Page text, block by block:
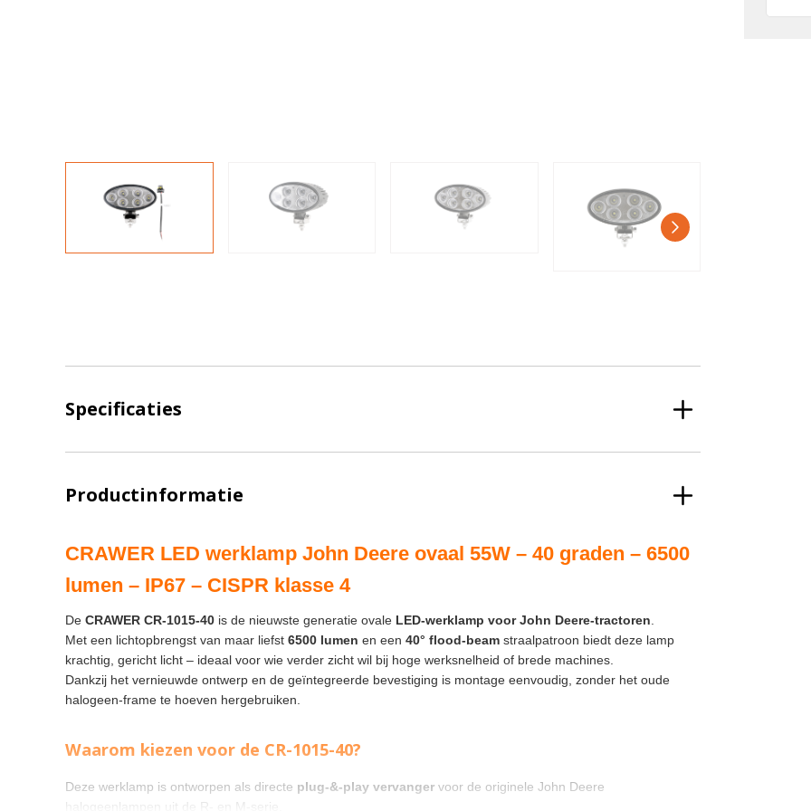
Specificaties
Productinformatie
CRAWER LED werklamp John Deere ovaal 55W – 40 graden – 6500
lumen – IP67 – CISPR klasse 4
De CRAWER CR-1015-40 is de nieuwste generatie ovale LED-werklamp voor John Deere-tractoren
Met een lichtopbrengst van maar liefst 6500 lumen en een 40° flood-beam straalpatroon biedt deze lamp
krachtig, gericht licht – ideaal voor wie verder zicht wil bij hoge werksnelheid of brede machines.
Dankzij het vernieuwde ontwerp en de geïntegreerde bevestiging is montage eenvoudig, zonder het oude
halogeen-frame te hoeven hergebruiken.
Waarom kiezen voor de CR-1015-40?
Deze werklamp is ontworpen als directe plug-&-play vervanger voor de originele John Deere
halogeenlampen uit de R- en M-serie.